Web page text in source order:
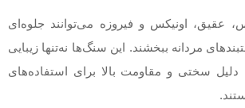
عقیق، اونیکس و فیروزه می‌توانند جلوه‌ای
مردانه ببخشند. این سنگ‌ها نه‌تنها زیبایی
دلیل سختی و مقاومت بالا برای استفاده‌های